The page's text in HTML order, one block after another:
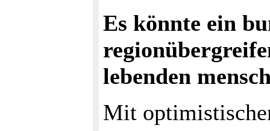
Es könnte ein
lebenden
Mit